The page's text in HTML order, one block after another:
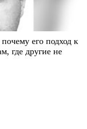
его подход к
где другие не